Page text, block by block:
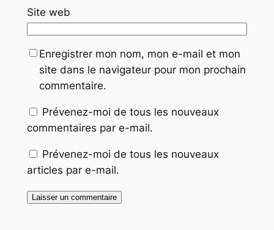
Site web
Enregistrer mon nom, mon e-mail et mon
site dans le navigateur pour mon prochain
commentaire.
Prévenez-moi de tous les nouveaux
commentaires par e-mail.
Prévenez-moi de tous les nouveaux
articles par e-mail.